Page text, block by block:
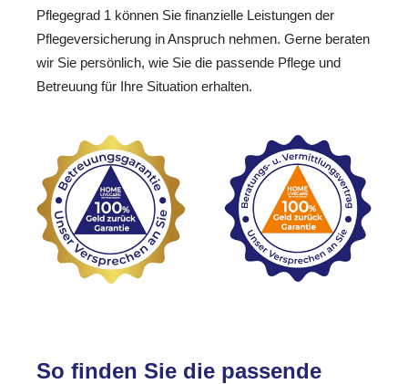
Pflegegrad 1 können Sie finanzielle Leistungen der
Pflegeversicherung in Anspruch nehmen. Gerne beraten
wir Sie persönlich, wie Sie die passende Pflege und
Betreuung für Ihre Situation erhalten.
So finden Sie die passende